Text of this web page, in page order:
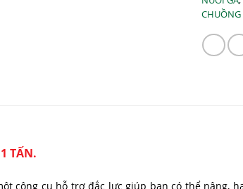
CHUỒNG
TẤN.
công cụ hỗ trợ đắc lực giúp bạn có thể nâng,